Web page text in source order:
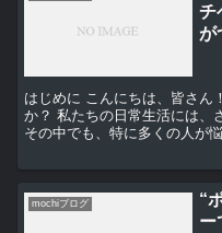
チ
が
はじめに こんにちは、皆さん
か？ 私たちの日常生活には、
その中でも、特に多くの人が
mochiブログ
“
ー